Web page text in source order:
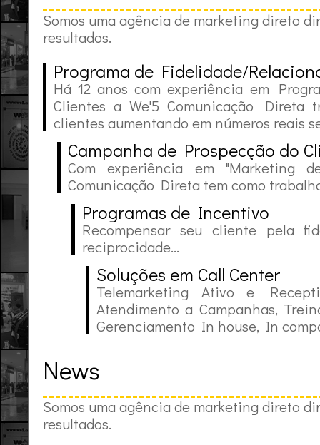
Somos uma agência de marketing direto
resultados.
Programa de Fidelidade/
Há 12 anos com experiência em
Clientes a We'5 Comunicação Direta
clientes aumentando em números reais
Campanha de Prospecção do
Com experiência em "Marketing
Comunicação Direta tem como
Programas de Incentivo
Recompensar seu cliente pela
reciprocidade...
Soluções em Call Center
Telemarketing Ativo e
Atendimento a Campanhas,
Gerenciamento In house, In
News
Somos uma agência de marketing direto
resultados.